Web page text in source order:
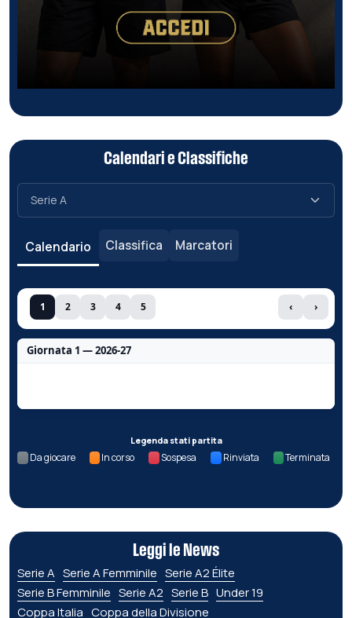
Calendari e Classifiche
Calendario Classifica Marcatori
1 2 3 4 5 ‹ ›
Giornata 1 — 2026-27
Legenda stati partita
Da giocare In corso Sospesa Rinviata Terminata
Leggi le News
Serie A Serie A Femminile Serie A2 Élite
Serie B Femminile Serie A2 Serie B Under 19
Coppa Italia Coppa della Divisione